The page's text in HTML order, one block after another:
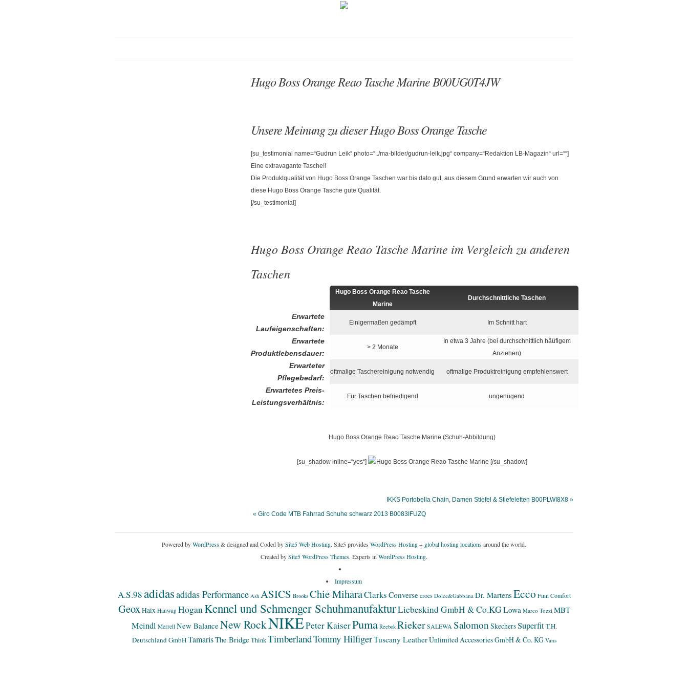
Hugo Boss Orange Reao Tasche Marine B00UG0T4JW
Unsere Meinung zu dieser Hugo Boss Orange Tasche
[su_testimonial name=“Gudrun Leik“ photo=“../ma-bilder/gudrun-leik.jpg“ company=“Redaktion LB-Magazin“ url=““]
Eine extravagante Tasche!!
Die Produktqualität von Hugo Boss Orange Taschen war bis dato gut, aus diesem Grund erwarten wir auch von
diese Hugo Boss Orange Tasche gute Qualität.
[/su_testimonial]
Hugo Boss Orange Reao Tasche Marine im Vergleich zu anderen
Taschen
Hugo Boss Orange Reao Tasche
Marine
Durchschnittliche Taschen
Erwartete
Laufeigenschaften:
Einigermaßen gedämpft Im Schnitt hart
Erwartete
Produktlebensdauer:
> 2 Monate
In etwa 3 Jahre (bei durchschnittlich häüfigem
Anziehen)
Erwarteter
Pflegebedarf:
oftmalige Taschereinigung notwendig oftmalige Produktreinigung empfehlenswert
Erwartetes Preis-
Leistungsverhältnis:
Für Taschen befriedigend ungenügend
Hugo Boss Orange Reao Tasche Marine (Schuh-Abbildung)
[su_shadow inline=“yes“] [/su_shadow]
IKKS Portobella Chain, Damen Stiefel & Stiefeletten B00PLWI8X8 »
« Giro Code MTB Fahrrad Schuhe schwarz 2013 B0083IFUZQ
Powered byWordPress& designed and Coded bySite5 Web Hosting. Site5 provides WordPress Hosting+ global hosting locationsaround the world.
Created bySite5 WordPress Themes. Experts in WordPress Hosting.
Impressum
A.S.98adidasadidas Performance Ash ASICS Brooks Chie MiharaClarks Converse crocs Dolce&Gabbana Dr. MartensEcco Finn Comfort
GeoxHaix Hanwag HoganKennel und Schmenger SchuhmanufakturLiebeskind GmbH & Co.KG Lowa Marco Tozzi MBT
Meindl Merrell New Balance New RockNIKEPeter KaiserPuma Reebok Rieker SALEWA Salomon SkechersSuperfitT.H.
Deutschland GmbHTamarisThe Bridge Think TimberlandTommy HilfigerTuscany LeatherUnlimited Accessories GmbH & Co. KG Vans